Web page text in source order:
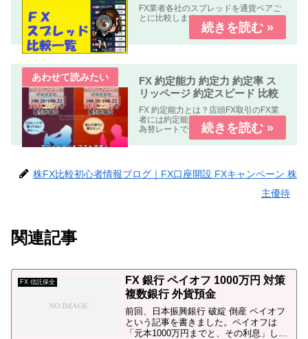
FX業者各社のスプレッドを通貨ペアご
とに比較します。
FX 約定能力 約定力 約定率 ス
リッページ 約定スピード 比較
FX 約定能力とは？店頭FX取引のFX業
者には約定能力の高いFX業者指定した
為替レートできちんと約定する。約定
能力の低いFX業者指定した為替レート
定能力 比較 まとめFX...
株FX比較初心者情報ブログ｜FX口座開設 FXキャンペーン 株
主優待
関連記事
FX 信託保全
FX 銀行 ペイオフ 1000万円 対策
複数銀行 外貨預金
前回、日本振興銀行 破綻 倒産 ペイオフ
という記事を書きました。ペイオフは
「元本1000万円までと、その利息」しか